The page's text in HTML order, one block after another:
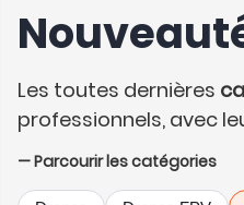
Les toutes dernières
professionnels, avec
— Parcourir les catégories